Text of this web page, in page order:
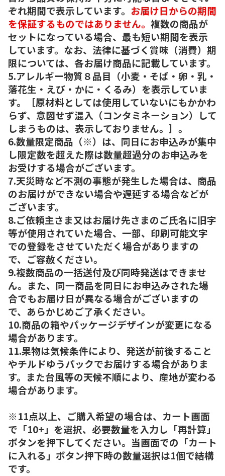
ぞれ期間で表示しています。 お届け日からの期間
を保証するものではありません。 複数の商品が
セットになっている場合、最も短い期間を表示
しています。なお、法律に基づく賞味（消費）期
限については、各お届け商品に記載しています。
5.アレルギー物質８品目（小麦・そば・卵・乳・
落花生・えび・かに・くるみ）を表示していま
す。［原材料としては使用していないにもかかわ
らず、意図せず混入（コンタミネーション）して
しまうものは、表示しておりません。］。
6.数量限定商品（※）は、同日にお申込みが集中
し限定数を超えた際は数量超過分のお申込みを
お受けする場合がございます。
7.天災時など不測の事態が発生した場合は、商品
のお届けができない場合や遅延する場合などが
ございます。
8.ご依頼主さま又はお届け先さまのご氏名に旧字
等が使用されていた場合、一部、印刷可能文字
での登録をさせていただく場合がありますの
で、ご容赦ください。
9.複数商品の一括送付及び同時発送はできませ
ん。また、同一商品を同日にお申込みされた場
合でもお届け日が異なる場合がございますの
で、あらかじめご了承ください。
10.商品の箱やパッケージデザインが変更になる
場合があります。
11.果物は気候条件により、発送が前後すること
やチルドゆうパックでお届けする場合がありま
す。また台風等の天候不順により、産地が変わる
場合があります。
※11点以上、ご購入希望の場合は、カート画面
で「10+」を選択、必要数量を入力し「再計算」
ボタンを押下してください。当画面での「カート
に入れる」ボタン押下時の数量選択は1個で結構
です。